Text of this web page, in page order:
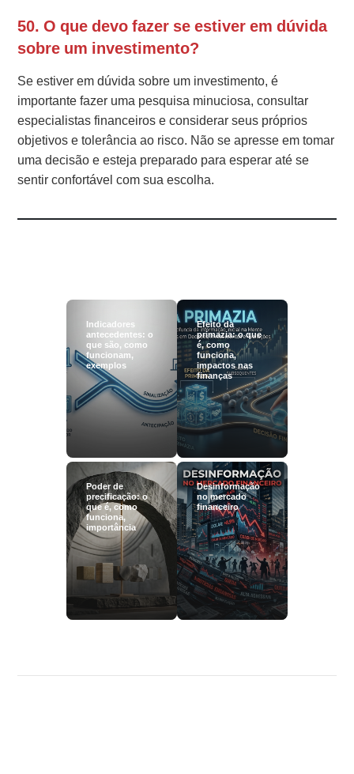
50. O que devo fazer se estiver em dúvida
sobre um investimento?
Se estiver em dúvida sobre um investimento, é
importante fazer uma pesquisa minuciosa, consultar
especialistas financeiros e considerar seus próprios
objetivos e tolerância ao risco. Não se apresse em tomar
uma decisão e esteja preparado para esperar até se
sentir confortável com sua escolha.
Indicadores
antecedentes: o
que são, como
funcionam,
exemplos
Efeito da
primazia: o que
é, como
funciona,
impactos nas
finanças
Poder de
precificação: o
que é, como
funciona,
importância
Desinformação
no mercado
financeiro